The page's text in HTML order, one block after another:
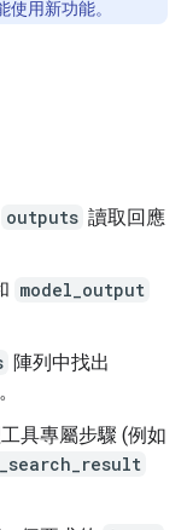
使用新功能。
outputs 讀取回應
model_output
陣列中找出
。
具專屬步驟 (例如